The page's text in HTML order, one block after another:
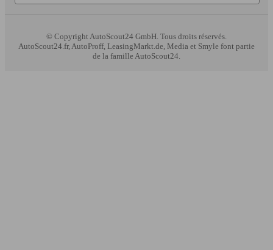
© CopyrightAutoScout24 GmbH. Tous droits réservés.
AutoScout24.fr, AutoProff, LeasingMarkt.de, Media et Smyle font partie
de la famille AutoScout24.